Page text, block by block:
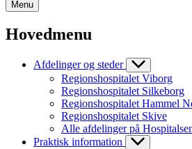
Menu
Hovedmenu
Afdelinger og steder
Regionshospitalet Viborg
Regionshospitalet Silkeborg
Regionshospitalet Hammel
Regionshospitalet Skive
Alle afdelinger på
Praktisk information